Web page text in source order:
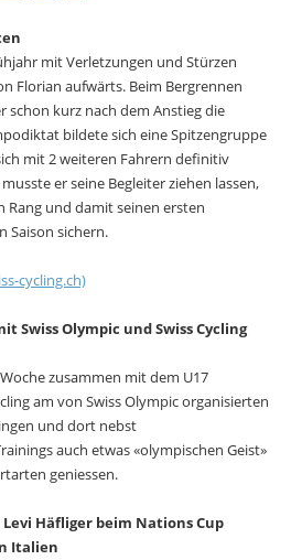
mit Verletzungen und Stürzen
Florian aufwärts. Beim Bergrennen
schon kurz nach dem Anstieg die
bildete sich eine Spitzengruppe
mit 2 weiteren Fahrern definitiv
er seine Begleiter ziehen lassen,
und damit seinen ersten
Saison sichern.
cycling.ch)
Swiss Olympic und Swiss Cycling
zusammen mit dem U17
am von Swiss Olympic organisierten
und dort nebst
auch etwas «olympischen Geist»
geniessen.
Häfliger beim Nations Cup
Italien